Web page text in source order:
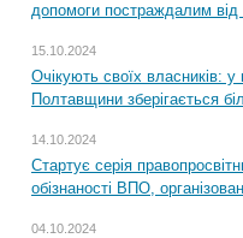
допомоги постраждалим від
15.10.2024
Очікують своїх власників: у
Полтавщини зберігається
14.10.2024
Стартує серія
обізнаності ВПО,
04.10.2024